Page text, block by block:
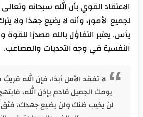
الاعتقاد القوي بأن الله سبحانه
لجميع الأمور، وأنه لا يضيع جهدًا ولا
يأس. يعتبر التفاؤل بالله مصدرًا للقوة
النفسية في وجه التحديات والمصاعب.
لا تفقد الأمل أبدًا، فإن الله
يومك الجميل قادم بإذن الله،
لن يخيب ظنك ولن يضيع جهدك، فثق